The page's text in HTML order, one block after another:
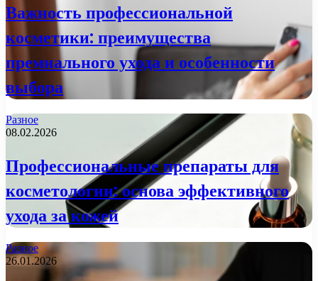
Важность профессиональной
косметики: преимущества
премиального ухода и особенности
выбора
Разное
08.02.2026
Профессиональные препараты для
косметологии: основа эффективного
ухода за кожей
Разное
26.01.2026